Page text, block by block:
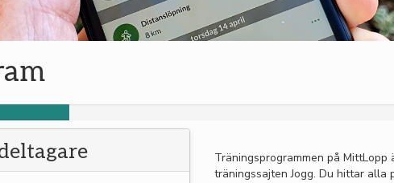
Träningsprogrammen på
träningssajten Jogg. Du hittar alla